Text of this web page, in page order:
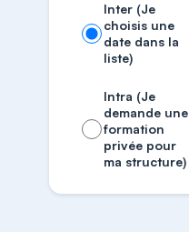
Inter (Je
choisis une
date dans la
liste)
Intra (Je
demande une
formation
privée pour
ma structure)